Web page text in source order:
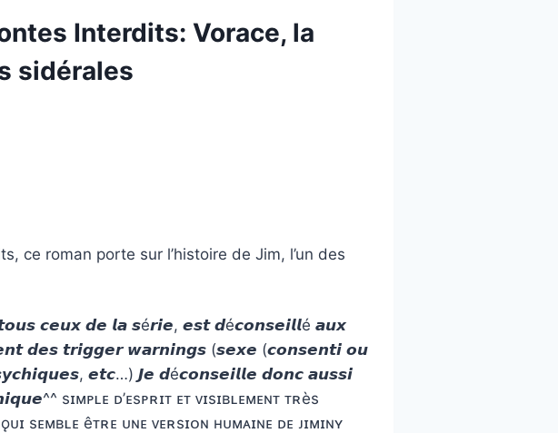
Interdits: Vorace, la
sidérales
ce roman porte sur l’histoire de Jim, l’un des
𝙘𝙚𝙪𝙭 𝙙𝙚 𝙡𝙖 𝙨é𝙧𝙞𝙚, 𝙚𝙨𝙩 𝙙é𝙘𝙤𝙣𝙨𝙚𝙞𝙡𝙡é 𝙖𝙪𝙭
𝙙𝙚𝙨 𝙩𝙧𝙞𝙜𝙜𝙚𝙧 𝙬𝙖𝙧𝙣𝙞𝙣𝙜𝙨 (𝙨𝙚𝙭𝙚 (𝙘𝙤𝙣𝙨𝙚𝙣𝙩𝙞 𝙤𝙪
𝙚𝙩𝙘…) 𝙅𝙚 𝙙é𝙘𝙤𝙣𝙨𝙚𝙞𝙡𝙡𝙚 𝙙𝙤𝙣𝙘 𝙖𝙪𝙨𝙨𝙞
sɪᴍᴘʟᴇ ᴅ’ᴇsᴘʀɪᴛ ᴇᴛ ᴠɪsɪʙʟᴇᴍᴇɴᴛ ᴛʀès
sᴇᴍʙʟᴇ êᴛʀᴇ ᴜɴᴇ ᴠᴇʀsɪᴏɴ ʜᴜᴍᴀɪɴᴇ ᴅᴇ ᴊɪᴍɪɴʏ